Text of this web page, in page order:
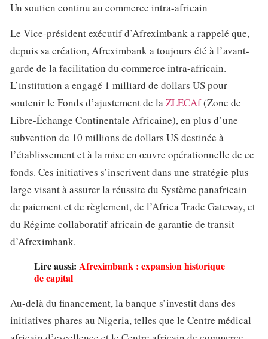
Un soutien continu au commerce intra-africain
Le Vice-président exécutif d’Afreximbank a rappelé que,
depuis sa création, Afreximbank a toujours été à l’avant-
garde de la facilitation du commerce intra-africain.
L’institution a engagé 1 milliard de dollars US pour
soutenir le Fonds d’ajustement de laZLECAf(Zone de
Libre-Échange Continentale Africaine), en plus d’une
subvention de 10 millions de dollars US destinée à
l’établissement et à la mise en œuvre opérationnelle de ce
fonds. Ces initiatives s’inscrivent dans une stratégie plus
large visant à assurer la réussite du Système panafricain
de paiement et de règlement, de l’Africa Trade Gateway, et
du Régime collaboratif africain de garantie de transit
d’Afreximbank.
Lire aussi: Afreximbank : expansion historique
de capital
Au-delà du financement, la banque s’investit dans des
initiatives phares au Nigeria, telles que le Centre médical